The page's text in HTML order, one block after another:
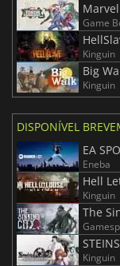
Game
Kinguin
Big
Kinguin
DISPONÍVEL
EA
Eneba
Hell
Kinguin
The
Kinguin